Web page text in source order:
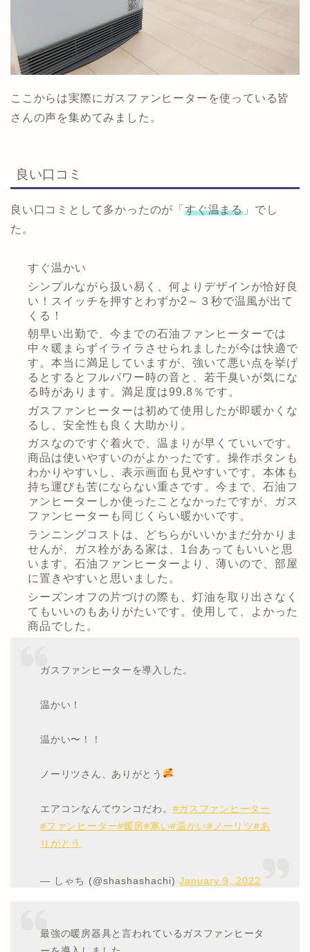
ここからは実際にガスファンヒーターを使っている皆
さんの声を集めてみました。
良い口コミ
良い口コミとして多かったのが「 すぐ温まる 」でし
た。
すぐ温かい
シンプルながら扱い易く、何よりデザインが恰好良
い！スイッチを押すとわずか2～３秒で温風が出て
くる！
朝早い出勤で、今までの石油ファンヒーターでは
中々暖まらずイライラさせられましたが今は快適で
す。本当に満足していますが、強いて悪い点を挙げ
るとするとフルパワー時の音と、若干臭いが気にな
る時があります。満足度は99.8％です。
ガスファンヒーターは初めて使用したが即暖かくな
るし、安全性も良く大助かり。
ガスなのですぐ着火で、温まりが早くていいです。
商品は使いやすいのがよかったです。操作ボタンも
わかりやすいし、表示画面も見やすいです。本体も
持ち運びも苦にならない重さです。今まで、石油フ
ァンヒーターしか使ったことなかったですが、ガス
ファンヒーターも同じくらい暖かいです。
ランニングコストは、どちらがいいかまだ分かりま
せんが、ガス栓がある家は、1台あってもいいと思
います。石油ファンヒーターより、薄いので、部屋
に置きやすいと思いました。
シーズンオフの片づけの際も、灯油を取り出さなく
てもいいのもありがたいです。使用して、よかった
商品でした。
ガスファンヒーターを導入した。
温かい！
温かい〜！！
ノーリツさん、ありがとう
エアコンなんてウンコだわ。 #ガスファンヒーター
#ファンヒーター#暖房#寒い#温かい#ノーリツ#あ
りがとう
— しゃち (@shashashachi)January 9, 2022
最強の暖房器具と言われているガスファンヒータ